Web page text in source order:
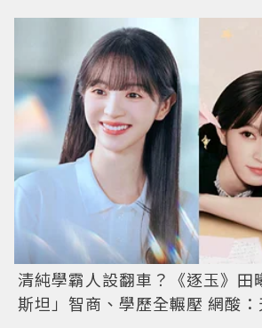
清純學霸人設翻車？《逐玉》田
斯坦」智商、學歷全輾壓 網酸